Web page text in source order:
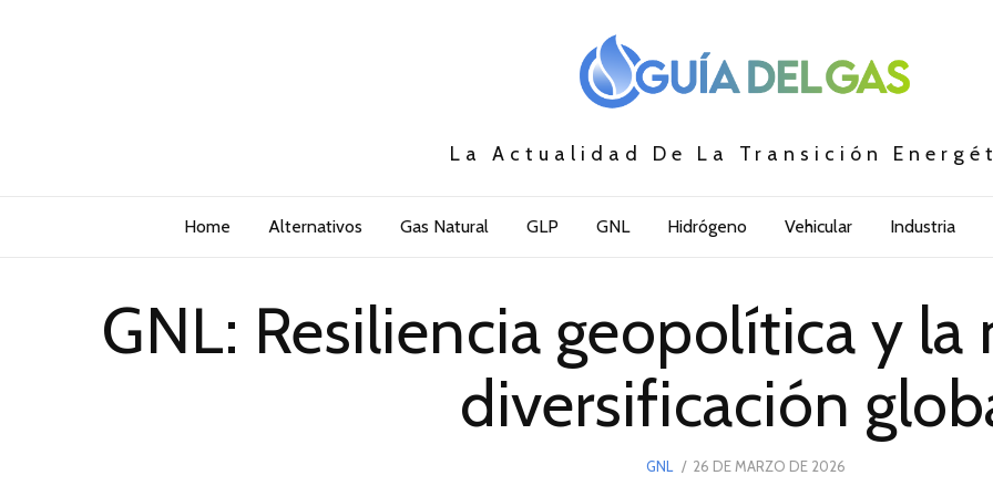
La Actualidad De La Transición
Home Alternativos Gas Natural GLP GNL Hidrógeno Vehicular Industria
GNL: Resiliencia geopolítica y la
diversificación
GNL
POSTED
26 DE MARZO DE 2026